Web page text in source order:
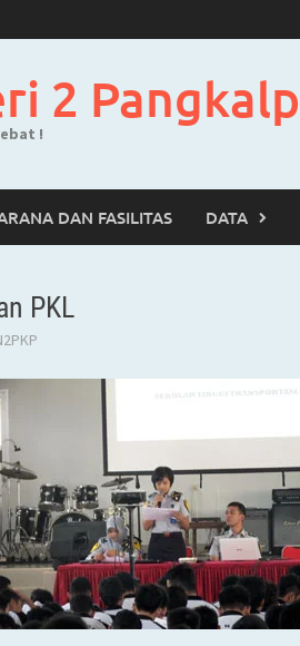
2
!
DAN FASILITAS DATA
PKL